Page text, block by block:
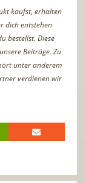
kaufst, erhalten
dich entstehen
bestellst. Diese
Beiträge. Zu
unter anderem
verdienen wir